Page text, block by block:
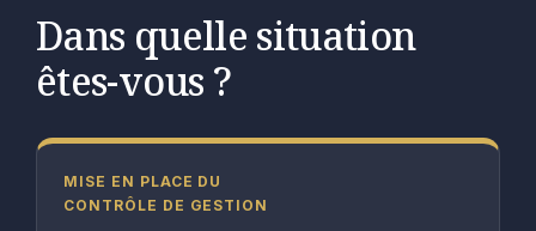
Dans quelle situation
êtes-vous ?
MISE EN PLACE DU
CONTRÔLE DE GESTION